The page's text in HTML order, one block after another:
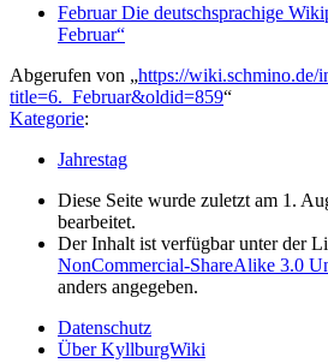
Februar Die deutschsprachige
Februar“
Abgerufen von „https://wiki.schmino.de/
title=6._Februar&oldid=859“
Kategorie:
Jahrestag
Diese Seite wurde zuletzt am 1.
bearbeitet.
Der Inhalt ist verfügbar unter der
NonCommercial-ShareAlike 3.0
anders angegeben.
Datenschutz
Über KyllburgWiki